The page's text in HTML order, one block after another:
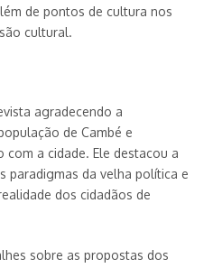
de pontos de cultura nos
cultural.
agradecendo a
de Cambé e
a cidade. Ele destacou a
paradigmas da velha política e
dos cidadãos de
sobre as propostas dos